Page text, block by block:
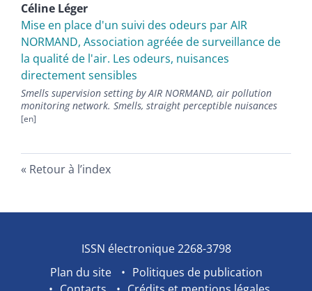
Céline Léger
Mise en place d'un suivi des odeurs par AIR
NORMAND, Association agréée de surveillance de
la qualité de l'air. Les odeurs, nuisances
directement sensibles
Smells supervision setting by AIR NORMAND, air pollution
monitoring network. Smells, straight perceptible nuisances
Retour à l’index
ISSN électronique 2268-3798
Plan du site
Politiques de publication